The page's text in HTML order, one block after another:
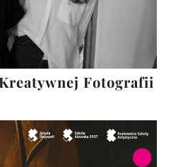
Fotografii